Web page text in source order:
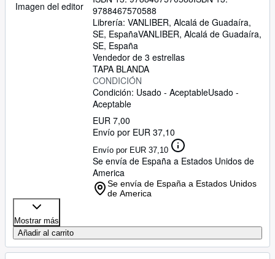
Imagen del editor
9788467570588
Librería: VANLIBER, Alcalá de Guadaíra,
SE, EspañaVANLIBER, Alcalá de Guadaíra,
SE, España
Vendedor de 3 estrellas
TAPA BLANDA
CONDICIÓN
Condición: Usado - AceptableUsado -
Aceptable
EUR 7,00
Envío por EUR 37,10
Envío por EUR 37,10
Se envía de España a Estados Unidos de
America
Se envía de España a Estados Unidos
de America
Mostrar más
Añadir al carrito